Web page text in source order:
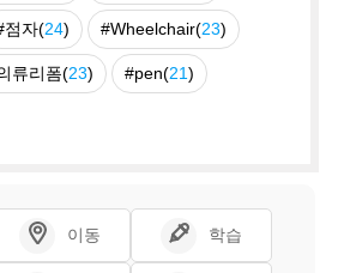
점자(24) #Wheelchair(23)
류리폼(23) #pen(21)
이동 학습